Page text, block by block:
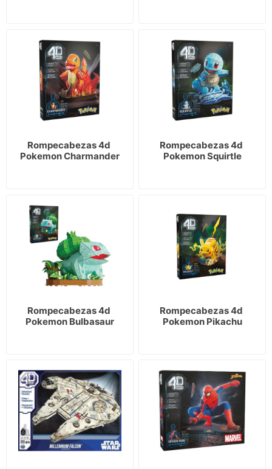
Rompecabezas 4d
Pokemon Charmander
Rompecabezas 4d
Pokemon Squirtle
Rompecabezas 4d
Pokemon Bulbasaur
Rompecabezas 4d
Pokemon Pikachu